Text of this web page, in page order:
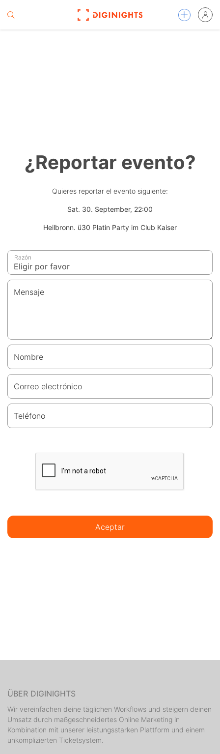
¿Reportar evento?
Quieres reportar el evento siguiente:
Sat. 30. September, 22:00
Heilbronn. ü30 Platin Party im Club Kaiser
Razón
Mensaje
Nombre
Correo electrónico
Teléfono
Aceptar
ÜBER DIGINIGHTS
Wir vereinfachen deine täglichen Workflows und steigern deinen
Umsatz durch maßgeschneidertes Online Marketing in
Kombination mit unserer leistungsstarken Plattform und einem
unkomplizierten Ticketsystem.